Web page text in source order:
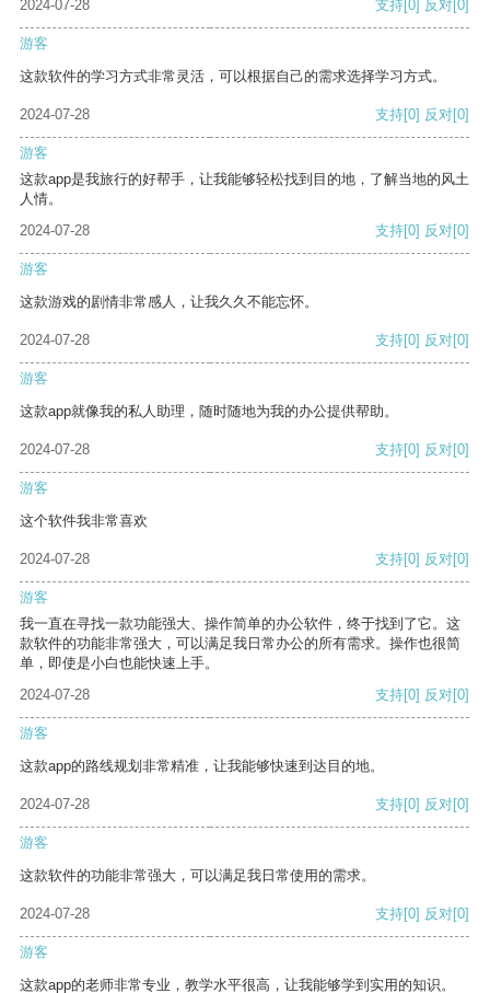
2024-07-28 支持 [0] 反对 [0]
游客
这款软件的学习方式非常灵活，可以根据自己的需求选择学习方式。
2024-07-28 支持[0] 反对[0]
游客
这款app是我旅行的好帮手，让我能够轻松找到目的地，了解当地的风土
人情。
2024-07-28
支持[0] 反对[0]
游客
这款游戏的剧情非常感人，让我久久不能忘怀。
2024-07-28 支持[0] 反对[0]
游客
这款app就像我的私人助理，随时随地为我的办公提供帮助。
2024-07-28 支持[0] 反对[0]
游客
这个软件我非常喜欢
2024-07-28 支持[0] 反对[0]
游客
我一直在寻找一款功能强大、操作简单的办公软件，终于找到了它。这
款软件的功能非常强大，可以满足我日常办公的所有需求。操作也很简
单，即使是小白也能快速上手。
2024-07-28
支持[0] 反对[0]
游客
这款app的路线规划非常精准，让我能够快速到达目的地。
2024-07-28 支持[0] 反对[0]
游客
这款软件的功能非常强大，可以满足我日常使用的需求。
2024-07-28 支持[0] 反对[0]
游客
这款app的老师非常专业，教学水平很高，让我能够学到实用的知识。